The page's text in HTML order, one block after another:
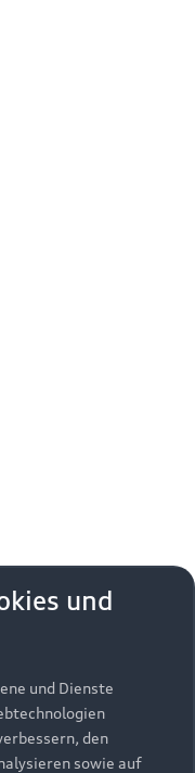
nach oben
und
und Dienste
den
sowie auf